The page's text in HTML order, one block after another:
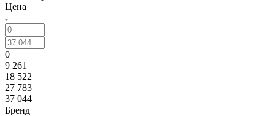
Цена
0
9 261
18 522
27 783
37 044
Бренд